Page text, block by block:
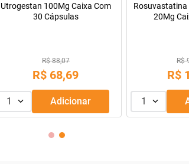
Máscara de Tratamento Lola
Cosmetics Morte Súbita 450g
R$ 43,99
R$ 39,99
1 Adicionar
Resfenol com
R$
R$
1